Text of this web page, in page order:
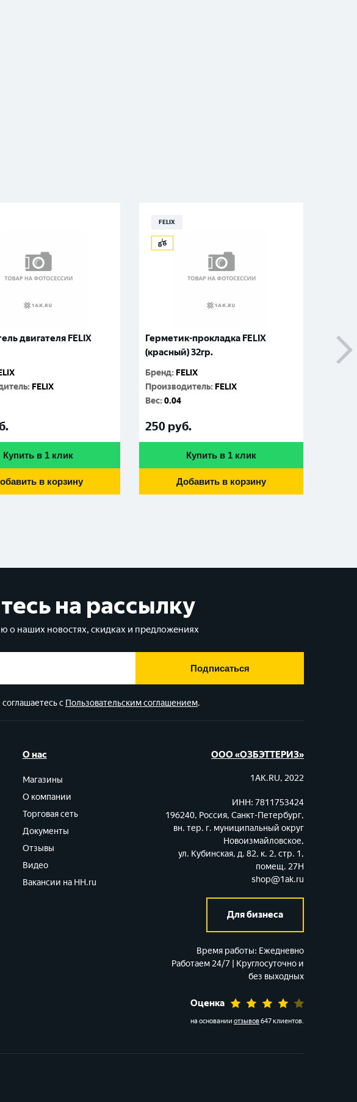
двигателя FELIX
: FELIX
Купить в 1 клик
в корзину
FELIX
Герметик-прокладка FELIX
(красный) 32гр.
Бренд: FELIX
Производитель: FELIX
Вес:0.04
250 руб.
Купить в 1 клик
Добавить в корзину
6мл.
на рассылку
о наших новостях, скидках и предложениях
Подписаться
с Пользовательским соглашением.
О нас
Магазины
О компании
Торговая сеть
Документы
Отзывы
Видео
Вакансии на HH.ru
ООО «ОЗБЭТТЕРИЗ»
1AK.RU, 2022
ИНН: 7811753424
196240, Россия, Санкт-Петербург,
вн. тер. г. муниципальный округ
Новоизмайловское,
ул. Кубинская, д. 82, к. 2, стр. 1,
помещ. 27Н
shop@1ak.ru
Для бизнеса
Время работы: Ежедневно
Работаем 24/7 | Круглосуточно и
без выходных
Оценка
на основании отзывов647 клиентов.